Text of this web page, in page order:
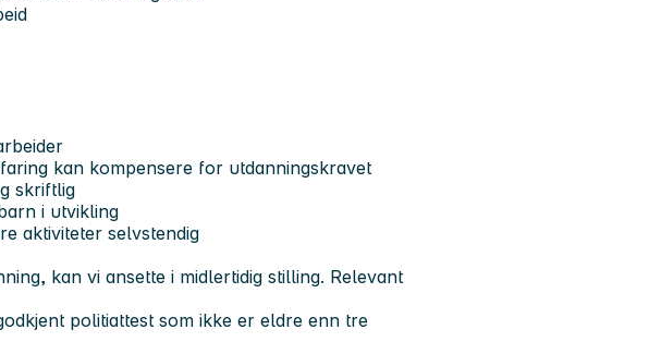
kan kompensere for utdanningskravet
skriftlig
i utvikling
aktiviteter selvstendig
kan vi ansette i midlertidig stilling. Relevant
politiattest som ikke er eldre enn tre